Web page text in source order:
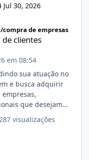
Jul 30, 2026
compra de empresas
clientes
em 08:54
sua atuação no
e busca adquirir
que desejam
clientes ativos de
visualizações